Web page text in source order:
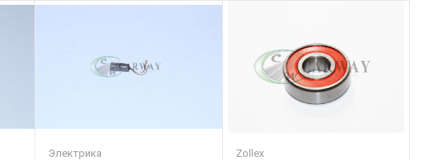
Электрика
Zollex